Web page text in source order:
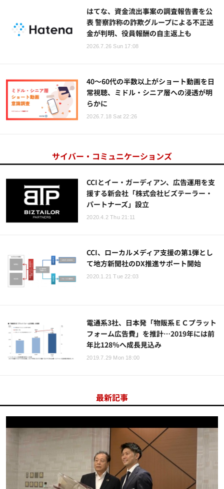
はてな、資金流出事案の調査報告書を公
表 警察詐称の詐欺グループによる不正送
金が判明、役員報酬の自主返上も
2026.7.26 Sun 17:08
40～60代の半数以上がショート動画を日
常視聴、ミドル・シニア層への浸透が明
らかに
2026.7.18 Sat 22:26
サイバー・コミュニケーションズ
CCIとイー・ガーディアン、広告運用を支
援する新会社「株式会社ビズテーラー・
パートナーズ」設立
2020.4.2 Thu 21:11
CCI、ローカルメディア支援の第1弾とし
て地方新聞社のDX推進サポート開始
2020.1.21 Tue 22:03
電通系3社、日本発「物販系ＥＣプラット
フォーム広告費」を推計…2019年には前
年比128％へ成長見込み
2019.7.29 Mon 18:00
最新記事